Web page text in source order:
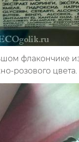
флакончике
розового цвета.